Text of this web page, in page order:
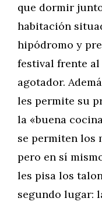
que dormir
habitación
hipódromo y
festival frente
agotador.
les permite su
la «buena
se permiten los
pero en sí
les pisa los
segundo lugar: